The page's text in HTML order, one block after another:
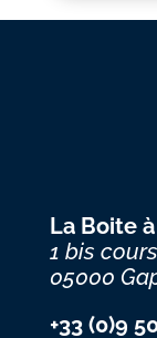
La Boite
1 bis
05000
+33 (0)9